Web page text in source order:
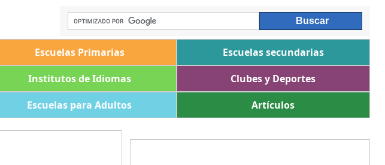
Escuelas Primarias
Escuelas secundarias
Institutos de Idiomas
Clubes y Deportes
Escuelas para Adultos Artículos